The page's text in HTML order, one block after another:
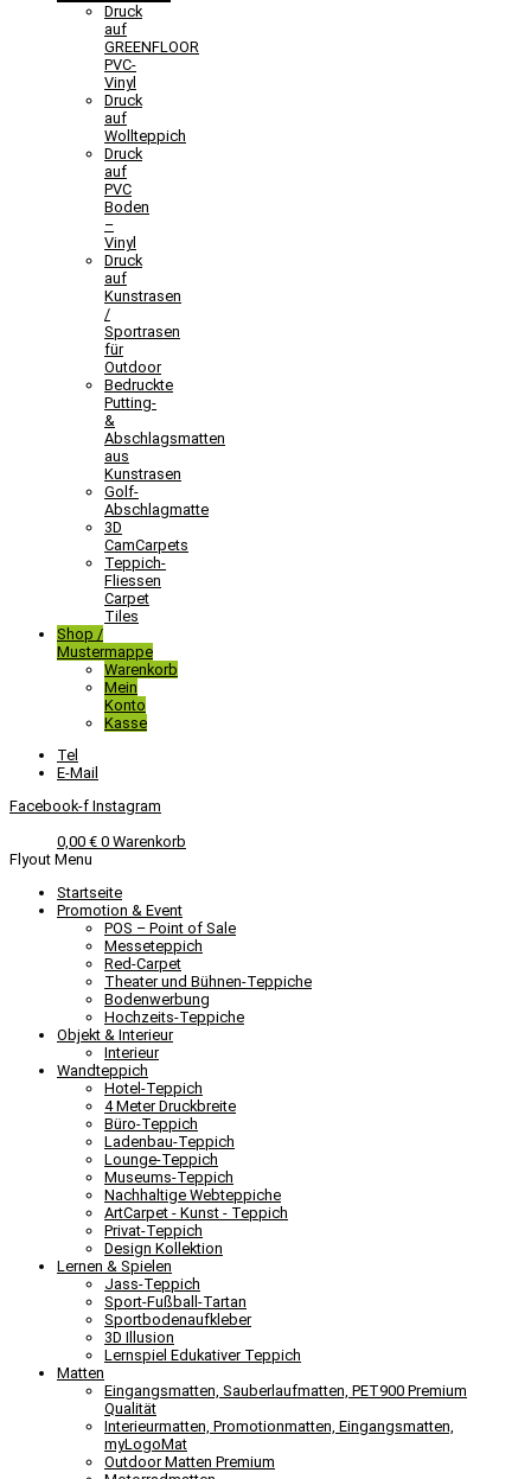
Druck
auf
GREENFLOOR
PVC-
Vinyl
Druck
auf
Wollteppich
Druck
auf
PVC
Boden
–
Vinyl
Druck
auf
Kunstrasen
/
Sportrasen
für
Outdoor
Bedruckte
Putting-
&
Abschlagsmatten
aus
Kunstrasen
Golf-
Abschlagmatte​
3D
CamCarpets
Teppich-
Fliessen
Carpet
Tiles
Shop /
Mustermappe
Warenkorb
Mein
Konto
Kasse
Tel
E-Mail
Facebook-f Instagram
0,00 € 0 Warenkorb
Flyout Menu
Startseite
Promotion & Event
POS – Point of Sale
Messeteppich
Red-Carpet
Theater und Bühnen-Teppiche
Bodenwerbung
Hochzeits-Teppiche
Objekt & Interieur
Interieur
Wandteppich
Hotel-Teppich
4 Meter Druckbreite
Büro-Teppich
Ladenbau-Teppich
Lounge-Teppich
Museums-Teppich
Nachhaltige Webteppiche
ArtCarpet - Kunst - Teppich
Privat-Teppich
Design Kollektion
Lernen & Spielen
Jass-Teppich
Sport-Fußball-Tartan
Sportbodenaufkleber
3D Illusion
Lernspiel Edukativer Teppich
Matten
Eingangsmatten, Sauberlaufmatten, PET900 Premium
Qualität
Interieurmatten, Promotionmatten, Eingangsmatten,
myLogoMat
Outdoor Matten Premium